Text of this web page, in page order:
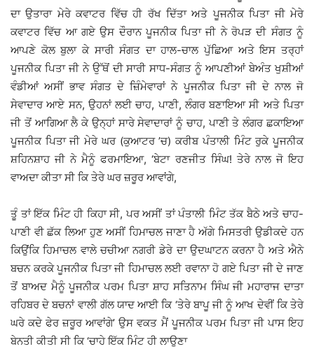
ਦਾ ਉਤਾਰਾ ਮੇਰੇ ਕਵਾਟਰ ਵਿੱਚ ਹੀ ਰੱਖ ਦਿੱਤਾ ਅਤੇ ਪੂਜਨੀਕ ਪਿਤਾ ਜੀ ਮੇਰੇ
ਕਵਾਟਰ ਵਿੱਚ ਆ ਗਏ ਉਸ ਦੌਰਾਨ ਪੂਜਨੀਕ ਪਿਤਾ ਜੀ ਨੇ ਰੋਪੜ ਦੀ ਸੰਗਤ ਨੂੰ
ਆਪਣੇ ਕੋਲ ਬੁਲਾ ਕੇ ਸਾਰੀ ਸੰਗਤ ਦਾ ਹਾਲ-ਚਾਲ ਪੁੱਛਿਆ ਅਤੇ ਇਸ ਤਰ੍ਹਾਂ
ਪੂਜਨੀਕ ਪਿਤਾ ਜੀ ਨੇ ਉੱਥੋਂ ਦੀ ਸਾਰੀ ਸਾਧ-ਸੰਗਤ ਨੂੰ ਆਪਣੀਆਂ ਬੇਅੰਤ ਖੁਸ਼ੀਆਂ
ਵੰਡੀਆਂ ਅਸੀਂ ਭਾਵ ਸੰਗਤ ਦੇ ਜ਼ਿੰਮੇਵਾਰਾਂ ਨੇ ਪੂਜਨੀਕ ਪਿਤਾ ਜੀ ਦੇ ਨਾਲ ਜੋ
ਸੇਵਾਦਾਰ ਆਏ ਸਨ, ਉਹਨਾਂ ਲਈ ਚਾਹ, ਪਾਣੀ, ਲੰਗਰ ਬਣਾਇਆ ਸੀ ਅਤੇ ਪਿਤਾ
ਜੀ ਤੋਂ ਆਗਿਆ ਲੈ ਕੇ ਉਨ੍ਹਾਂ ਸਾਰੇ ਸੇਵਾਦਾਰਾਂ ਨੂੰ ਚਾਹ, ਪਾਣੀ ਤੇ ਲੰਗਰ ਛਕਾਇਆ
ਪੂਜਨੀਕ ਪਿਤਾ ਜੀ ਮੇਰੇ ਘਰ (ਕੁਆਟਰ ’ਚ) ਕਰੀਬ ਪੰਤਾਲੀ ਮਿੰਟ ਰੁਕੇ ਪੂਜਨੀਕ
ਸ਼ਹਿਨਸ਼ਾਹ ਜੀ ਨੇ ਮੈਨੂੰ ਫਰਮਾਇਆ, ‘ਬੇਟਾ ਰਣਜੀਤ ਸਿੰਘ! ਤੇਰੇ ਨਾਲ ਜੋ ਇਹ
ਵਾਅਦਾ ਕੀਤਾ ਸੀ ਕਿ ਤੇਰੇ ਘਰ ਜ਼ਰੂਰ ਆਵਾਂਗੇ,
ਤੂੰ ਤਾਂ ਇੱਕ ਮਿੰਟ ਹੀ ਕਿਹਾ ਸੀ, ਪਰ ਅਸੀਂ ਤਾਂ ਪੰਤਾਲੀ ਮਿੰਟ ਤੱਕ ਬੈਠੇ ਅਤੇ ਚਾਹ-
ਪਾਣੀ ਵੀ ਛੱਕ ਲਿਆ ਹੁਣ ਅਸੀਂ ਹਿਮਾਚਲ ਜਾਣਾ ਹੈ ਅੱਗੇ ਮਿਸਤਰੀ ਉਡੀਕਦੇ ਹਨ
ਕਿਉਂਕਿ ਹਿਮਾਚਲ ਵਾਲੇ ਚਚੀਆ ਨਗਰੀ ਡੇਰੇ ਦਾ ਉਦਘਾਟਨ ਕਰਨਾ ਹੈ ਅਤੇ ਐਨੇ
ਬਚਨ ਕਰਕੇ ਪੂਜਨੀਕ ਪਿਤਾ ਜੀ ਹਿਮਾਚਲ ਲਈ ਰਵਾਨਾ ਹੋ ਗਏ ਪਿਤਾ ਜੀ ਦੇ ਜਾਣ
ਤੋਂ ਬਾਅਦ ਮੈਨੂੰ ਪੂਜਨੀਕ ਪਰਮ ਪਿਤਾ ਸ਼ਾਹ ਸਤਿਨਾਮ ਸਿੰਘ ਜੀ ਮਹਾਰਾਜ ਦਾਤਾ
ਰਹਿਬਰ ਦੇ ਬਚਨਾਂ ਵਾਲੀ ਗੱਲ ਯਾਦ ਆਈ ਕਿ ‘ਤੇਰੇ ਬਾਪੂ ਜੀ ਨੂੰ ਆਖ ਦੇਵੀਂ ਕਿ ਤੇਰੇ
ਘਰੇ ਕਦੇ ਫੇਰ ਜ਼ਰੂਰ ਆਵਾਂਗੇ’ ਉਸ ਵਕਤ ਮੈਂ ਪੂਜਨੀਕ ਪਰਮ ਪਿਤਾ ਜੀ ਪਾਸ ਇਹ
ਬੇਨਤੀ ਕੀਤੀ ਸੀ ਕਿ ‘ਚਾਹੇ ਇੱਕ ਮਿੰਟ ਹੀ ਲਾਉਣਾ